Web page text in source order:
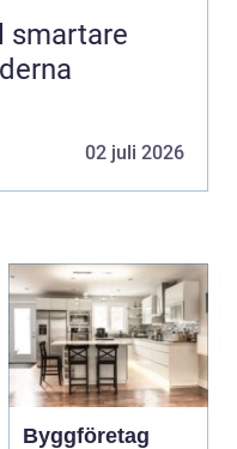
02 juli 2026
Byggföretag